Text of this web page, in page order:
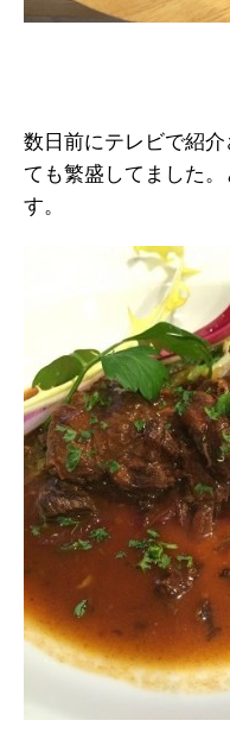
数日前にテレビで紹
ても繁盛してました
す。